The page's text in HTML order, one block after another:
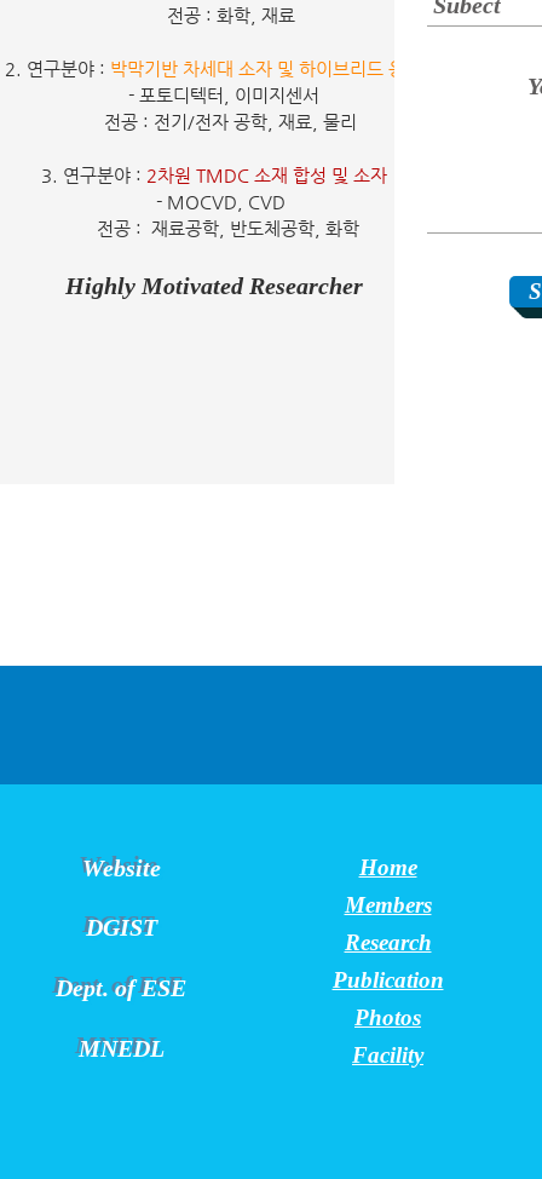
전공 : 화학, 재료
2. 연구분야 : 박막기반 차세대 소자 및 하이브리드 응용
- 포토디텍터, 이미지센서
전공 : 전기/전자 공학, 재료, 물리
3. 연구분야 : 2차원 TMDC 소재 합성 및 소자
- MOCVD, CVD
전공 : 재료공학, 반도체공학, 화학
Highly Motivated Researcher
Website
DGIST
Dept. of ESE
MNEDL
Home
Members
Research
Publication
Photos
Facility